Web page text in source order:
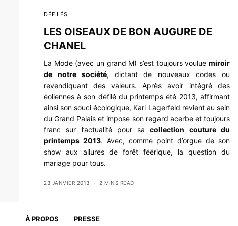
DÉFILÉS
LES OISEAUX DE BON AUGURE DE
CHANEL
La Mode (avec un grand M) s’est toujours voulue miroir
de notre société, dictant de nouveaux codes ou
revendiquant des valeurs. Après avoir intégré des
éoliennes à son défilé du printemps été 2013, affirmant
ainsi son souci écologique, Karl Lagerfeld revient au sein
du Grand Palais et impose son regard acerbe et toujours
franc sur l’actualité pour sacollection couture du
printemps 2013. Avec, comme point d’orgue de son
show aux allures de forêt féérique, la question du
mariage pour tous.
23 JANVIER 2013 2 MINS READ
À PROPOS PRESSE